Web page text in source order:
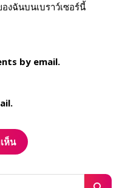
งฉันบนเบราว์เซอร์นี้
by email.